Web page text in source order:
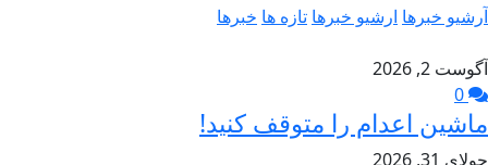
آرشیو خبرها ارشیو خبرها تازه ها خبرها
آگوست 2, 2026
ماشین اعدام را متوقف کنید!
جولای 31, 2026